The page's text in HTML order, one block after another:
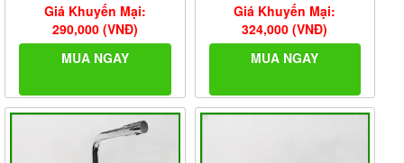
Giá Khuyến Mại:
290,000 (VNĐ)
MUA NGAY
Giá Khuyến Mại:
324,000 (VNĐ)
MUA NGAY